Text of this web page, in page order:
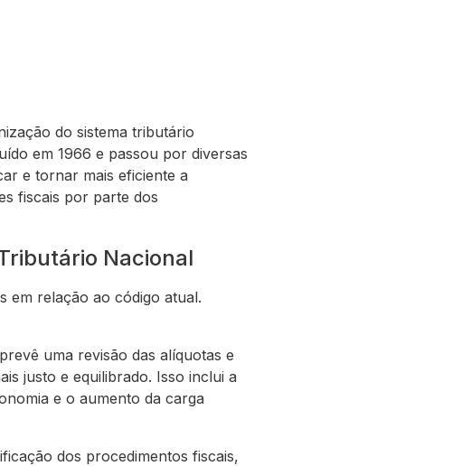
do sistema tributário
em 1966 e passou por diversas
e tornar mais eficiente a
fiscais por parte dos
Nacional
em relação ao código atual.
uma revisão das alíquotas e
justo e equilibrado. Isso inclui a
e o aumento da carga
dos procedimentos fiscais,